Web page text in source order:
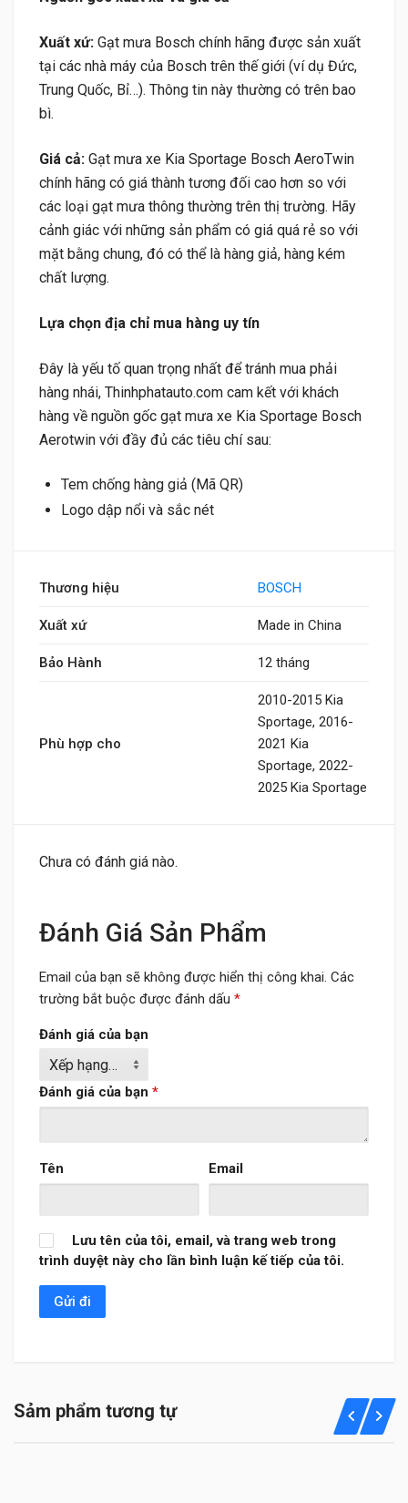
Xuất xứ: Gạt mưa Bosch chính hãng được sản xuất
tại các nhà máy của Bosch trên thế giới (ví dụ Đức,
Trung Quốc, Bỉ…). Thông tin này thường có trên bao
bì.
Giá cả: Gạt mưa xe Kia Sportage Bosch AeroTwin
chính hãng có giá thành tương đối cao hơn so với
các loại gạt mưa thông thường trên thị trường. Hãy
cảnh giác với những sản phẩm có giá quá rẻ so với
mặt bằng chung, đó có thể là hàng giả, hàng kém
chất lượng.
Lựa chọn địa chỉ mua hàng uy tín
Đây là yếu tố quan trọng nhất để tránh mua phải
hàng nhái, Thinhphatauto.com cam kết với khách
hàng về nguồn gốc gạt mưa xe Kia Sportage Bosch
Aerotwin với đầy đủ các tiêu chí sau:
Tem chống hàng giả (Mã QR)
Logo dập nổi và sắc nét
Thương hiệu BOSCH
Xuất xứ Made in China
Bảo Hành 12 tháng
Phù hợp cho
2010-2015 Kia
Sportage, 2016-
2021 Kia
Sportage, 2022-
2025 Kia Sportage
Chưa có đánh giá nào.
Đánh Giá Sản Phẩm
Email của bạn sẽ không được hiển thị công khai. Các
trường bắt buộc được đánh dấu *
Đánh giá của bạn
Đánh giá của bạn *
Tên Email
Lưu tên của tôi, email, và trang web trong
trình duyệt này cho lần bình luận kế tiếp của tôi.
Sảm phẩm tương tự